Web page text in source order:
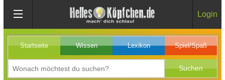
Login
Startseite Wissen Lexikon Spiel/Spaß